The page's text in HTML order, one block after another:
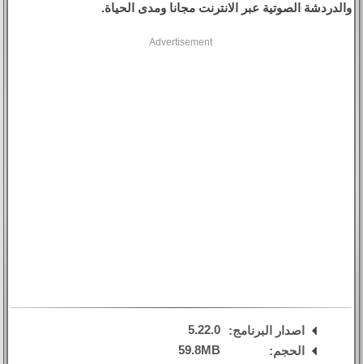
والدردشة الصوتية عبر الانترنت مجانا ومدى الحياة.
Advertisement
اصدار البرنامج:
5.22.0
الحجم:
59.8MB